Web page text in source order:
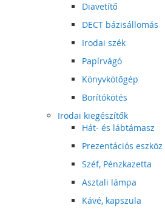
Diavetítő
DECT bázisállomás
Irodai szék
Papírvágó
Könyvkötőgép
Borítókötés
Irodai kiegészítők
Hát- és lábtámasz
Prezentációs eszköz
Széf, Pénzkazetta
Asztali lámpa
Kávé, kapszula